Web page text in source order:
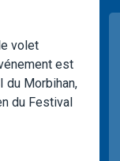
volet
est
du Morbihan,
du Festival